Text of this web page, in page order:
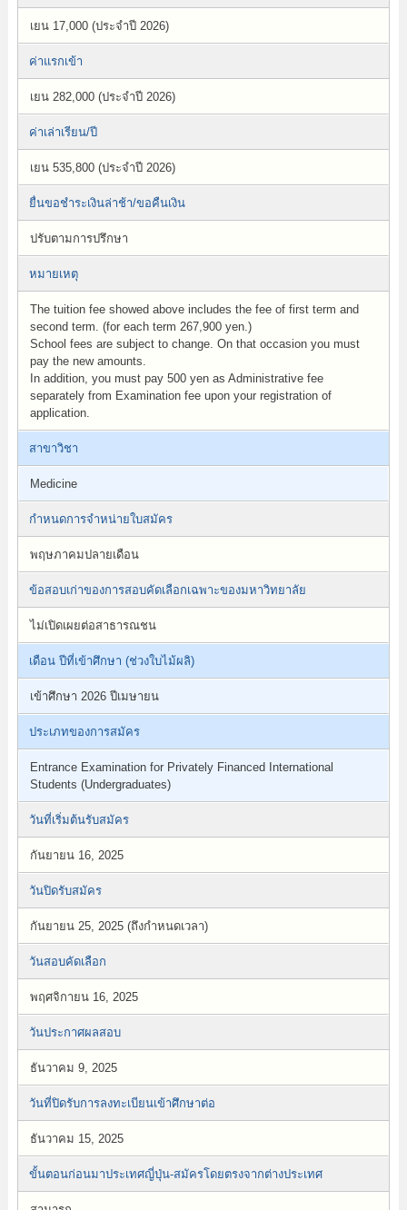
เยน 17,000 (ประจำปี 2026)
ค่าแรกเข้า
เยน 282,000 (ประจำปี 2026)
ค่าเล่าเรียน/ปี
เยน 535,800 (ประจำปี 2026)
ยื่นขอชำระเงินล่าช้า/ขอคืนเงิน
ปรับตามการปรึกษา
หมายเหตุ
The tuition fee showed above includes the fee of first term and
second term. (for each term 267,900 yen.)
School fees are subject to change. On that occasion you must
pay the new amounts.
In addition, you must pay 500 yen as Administrative fee
separately from Examination fee upon your registration of
application.
สาขาวิชา
Medicine
กำหนดการจำหน่ายใบสมัคร
พฤษภาคมปลายเดือน
ข้อสอบเก่าของการสอบคัดเลือกเฉพาะของมหาวิทยาลัย
ไม่เปิดเผยต่อสาธารณชน
เดือน ปีที่เข้าศึกษา (ช่วงใบไม้ผลิ)
เข้าศึกษา 2026 ปีเมษายน
ประเภทของการสมัคร
Entrance Examination for Privately Financed International
Students (Undergraduates)
วันที่เริ่มต้นรับสมัคร
กันยายน 16, 2025
วันปิดรับสมัคร
กันยายน 25, 2025 (ถึงกำหนดเวลา)
วันสอบคัดเลือก
พฤศจิกายน 16, 2025
วันประกาศผลสอบ
ธันวาคม 9, 2025
วันที่ปิดรับการลงทะเบียนเข้าศึกษาต่อ
ธันวาคม 15, 2025
ขั้นตอนก่อนมาประเทศญี่ปุ่น-สมัครโดยตรงจากต่างประเทศ